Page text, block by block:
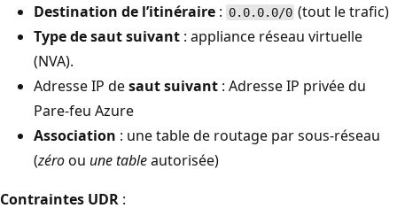
Destination de l’itinéraire : 0.0.0.0/0 (tout le trafic)
Type de saut suivant : appliance réseau virtuelle
(NVA).
Adresse IP desaut suivant : Adresse IP privée du
Pare-feu Azure
Association : une table de routage par sous-réseau
(zéroou une tableautorisée)
Contraintes UDR :